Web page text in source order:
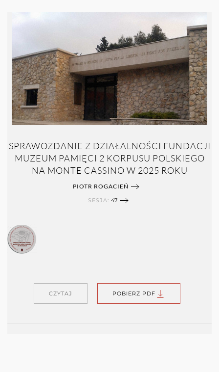
SPRAWOZDANIE Z DZIAŁALNOŚCI FUNDACJI
MUZEUM PAMIĘCI 2 KORPUSU POLSKIEGO
NA MONTE CASSINO W 2025 ROKU
PIOTR ROGACIEŃ
SESJA: 47
CZYTAJ POBIERZ PDF